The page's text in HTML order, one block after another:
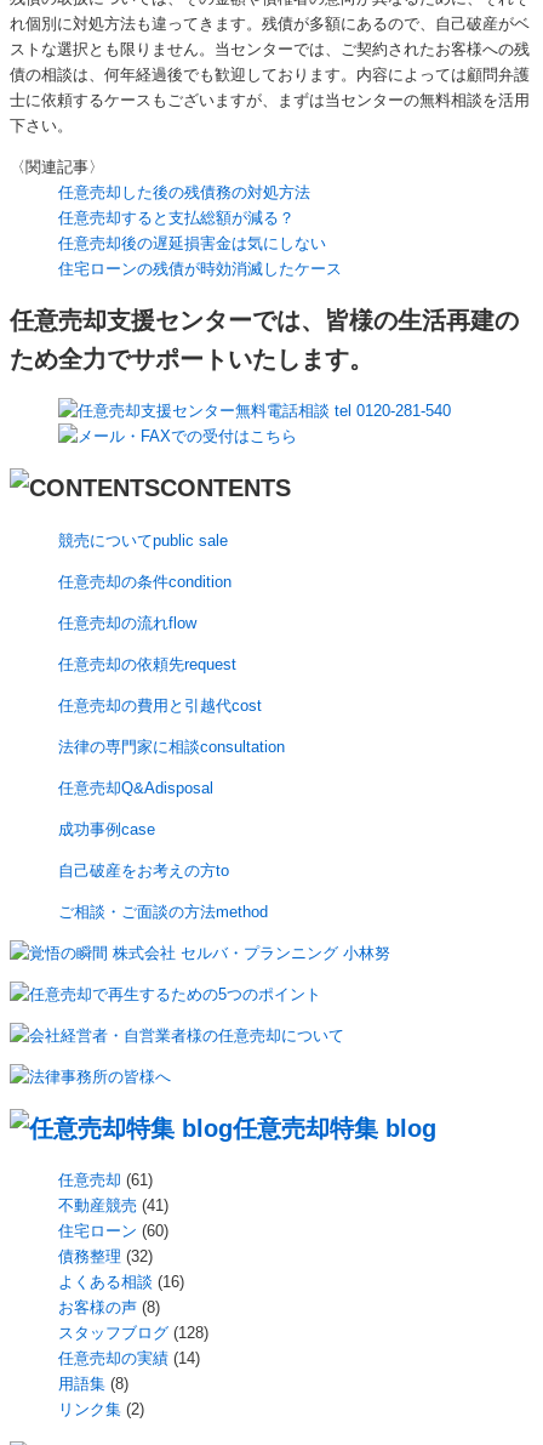
れ個別に対処方法も違ってきます。残債が多額にあるので、自己破産がベ
ストな選択とも限りません。当センターでは、ご契約されたお客様への残
債の相談は、何年経過後でも歓迎しております。内容によっては顧問弁護
士に依頼するケースもございますが、まずは当センターの無料相談を活用
下さい。
〈関連記事〉
任意売却した後の残債務の対処方法
任意売却すると支払総額が減る？
任意売却後の遅延損害金は気にしない
住宅ローンの残債が時効消滅したケース
任意売却支援センターでは、皆様の生活再建の
ため全力でサポートいたします。
CONTENTS
競売についてpublic sale
任意売却の条件condition
任意売却の流れflow
任意売却の依頼先request
任意売却の費用と引越代cost
法律の専門家に相談consultation
任意売却Q&Adisposal
成功事例case
自己破産をお考えの方to
ご相談・ご面談の方法method
任意売却特集 blog
任意売却 (61)
不動産競売 (41)
住宅ローン (60)
債務整理 (32)
よくある相談 (16)
お客様の声 (8)
スタッフブログ (128)
任意売却の実績 (14)
用語集 (8)
リンク集 (2)